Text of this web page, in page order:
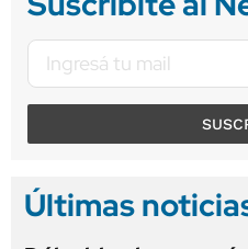
Últimas